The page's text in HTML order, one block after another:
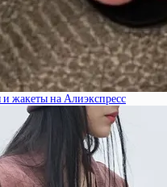
жакеты на Алиэкспресс